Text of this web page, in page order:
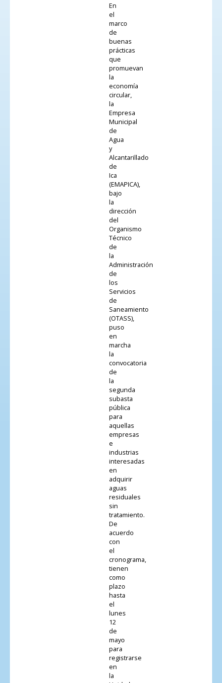
En
el
marco
de
buenas
prácticas
que
promuevan
la
economía
circular,
la
Empresa
Municipal
de
Agua
y
Alcantarillado
de
Ica
(EMAPICA),
bajo
la
dirección
del
Organismo
Técnico
de
la
Administración
de
los
Servicios
de
Saneamiento
(OTASS),
puso
en
marcha
la
convocatoria
de
la
segunda
subasta
pública
para
aquellas
empresas
e
industrias
interesadas
en
adquirir
aguas
residuales
sin
tratamiento.
De
acuerdo
con
el
cronograma,
tienen
como
plazo
hasta
el
lunes
12
de
mayo
para
registrarse
en
la